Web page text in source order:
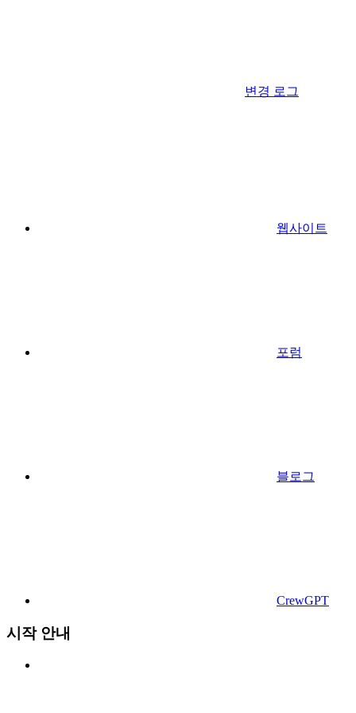
변경 로그
웹사이트
포럼
블로그
CrewGPT
시작 안내